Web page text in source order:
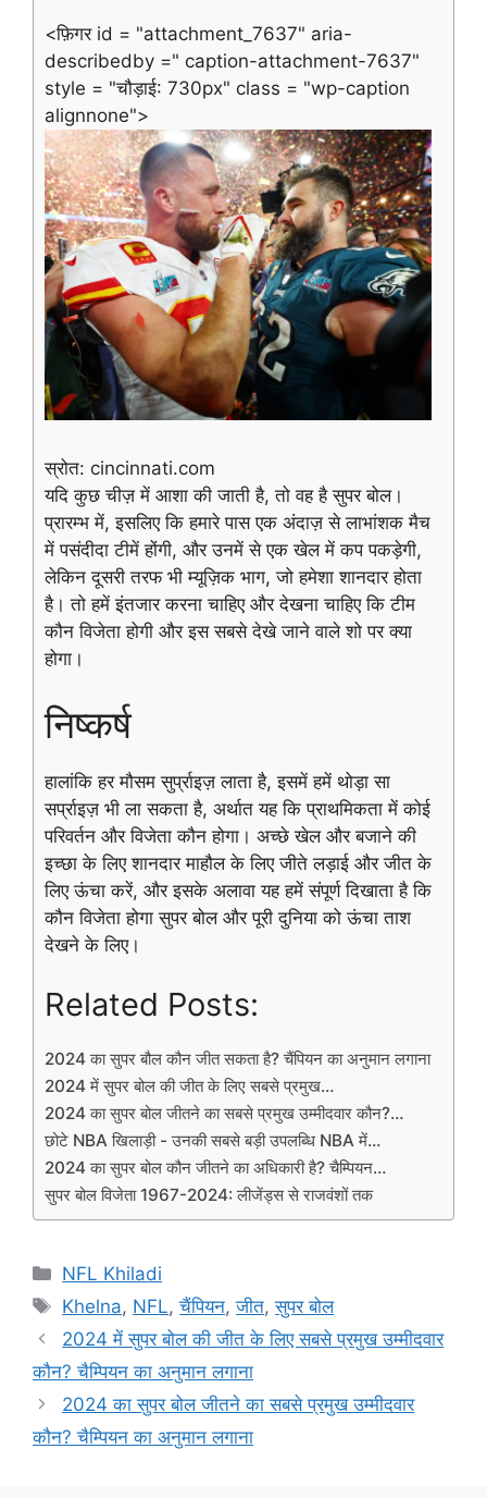
<फ़िगर id = "attachment_7637" aria-
describedby =" caption-attachment-7637"
style = "चौड़ाई: 730px" class = "wp-caption
alignnone">
स्रोत: cincinnati.com
यदि कुछ चीज़ में आशा की जाती है, तो वह है सुपर बोल।
प्रारम्भ में, इसलिए कि हमारे पास एक अंदाज़ से लाभांशक मैच
में पसंदीदा टीमें होंगी, और उनमें से एक खेल में कप पकड़ेगी,
लेकिन दूसरी तरफ भी म्यूज़िक भाग, जो हमेशा शानदार होता
है। तो हमें इंतजार करना चाहिए और देखना चाहिए कि टीम
कौन विजेता होगी और इस सबसे देखे जाने वाले शो पर क्या
होगा।
निष्कर्ष
हालांकि हर मौसम सुर्प्राइज़ लाता है, इसमें हमें थोड़ा सा
सर्प्राइज़ भी ला सकता है, अर्थात यह कि प्राथमिकता में कोई
परिवर्तन और विजेता कौन होगा। अच्छे खेल और बजाने की
इच्छा के लिए शानदार माहौल के लिए जीते लड़ाई और जीत के
लिए ऊंचा करें, और इसके अलावा यह हमें संपूर्ण दिखाता है कि
कौन विजेता होगा सुपर बोल और पूरी दुनिया को ऊंचा ताश
देखने के लिए।
Related Posts:
2024 का सुपर बौल कौन जीत सकता है? चैंपियन का अनुमान लगाना
2024 में सुपर बोल की जीत के लिए सबसे प्रमुख…
2024 का सुपर बोल जीतने का सबसे प्रमुख उम्मीदवार कौन?…
छोटे NBA खिलाड़ी - उनकी सबसे बड़ी उपलब्धि NBA में…
2024 का सुपर बोल कौन जीतने का अधिकारी है? चैम्पियन…
सुपर बोल विजेता 1967-2024: लीजेंड्स से राजवंशों तक
Categories
NFL Khiladi
Tags
Khelna, NFL,चैंपियन,जीत,सुपर बोल
2024 में सुपर बोल की जीत के लिए सबसे प्रमुख उम्मीदवार
कौन? चैम्पियन का अनुमान लगाना
2024 का सुपर बोल जीतने का सबसे प्रमुख उम्मीदवार
कौन? चैम्पियन का अनुमान लगाना